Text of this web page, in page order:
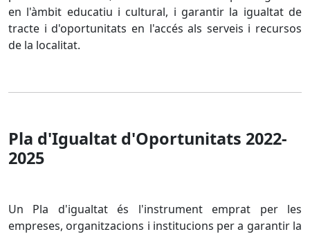
en l'àmbit educatiu i cultural, i garantir la igualtat de
tracte i d'oportunitats en l'accés als serveis i recursos
de la localitat.
Pla d'Igualtat d'Oportunitats 2022-
2025
Un Pla d'igualtat és l'instrument emprat per les
empreses, organitzacions i institucions per a garantir la